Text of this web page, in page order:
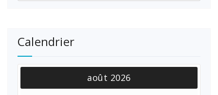
Calendrier
août 2026